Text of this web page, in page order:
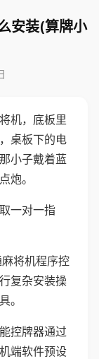
安装(算牌小
机，底板里
桌板下的电
小子戴着蓝
炮。
一对一指
将机程序控
复杂安装操
。
控牌器通过
端软件预设